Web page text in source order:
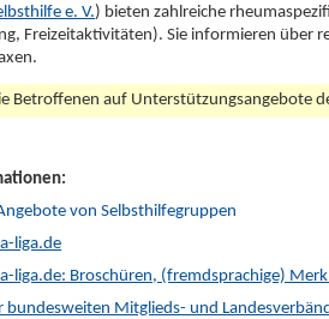
e. V.) bieten zahlreiche
Freizeitaktivitäten). Sie informieren über
Betroffenen auf Unterstützungsangebote
von Selbsthilfegruppen
liga.de
Broschüren, (fremdsprachige)
Mitglieds- und